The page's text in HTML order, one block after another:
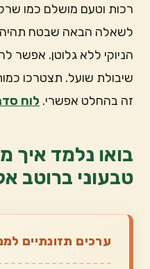
רכות וטעם מושלם כמו
לשאלה הבאה שבטח
הניוקי ללא גלוטן. אפשר
שיבולת שועל. תצטרכו
זה בהחלט אפשרי. לוח
בואו נלמד איך
טבעוני ברוטב
ערכים תזונתיים